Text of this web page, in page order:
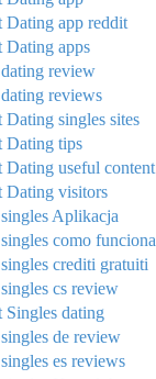
Dating app reddit
Dating apps
review
reviews
Dating singles sites
Dating tips
Dating useful content
Dating visitors
Aplikacja
como funciona
crediti gratuiti
cs review
Singles dating
de review
es reviews